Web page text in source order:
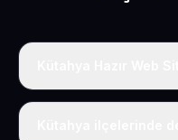
Kütahya dahil